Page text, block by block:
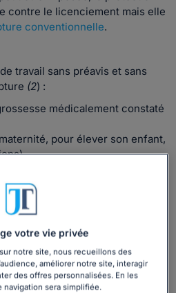
contre le licenciement mais elle
conventionnelle.
travail sans préavis et sans
(2) :
médicalement constaté
pour élever son enfant,
conclure une rupture
?
votre vie privée
notre site, nous recueillons des
améliorer notre site, interagir
des offres personnalisées. En les
navigation sera simplifiée.